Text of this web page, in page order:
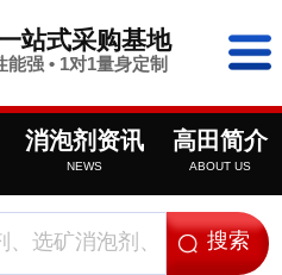
站式采购基地
能强 • 1对1量身定制
消泡剂资讯
NEWS
高田简介
ABOUT US